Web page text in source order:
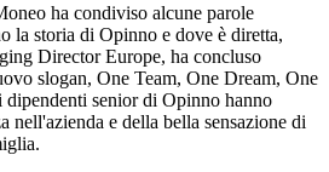
ha condiviso alcune parole
la storia di Opinno e dove è diretta,
Director Europe, ha concluso
slogan, One Team, One Dream, One
senior di Opinno hanno
nell'azienda e della bella sensazione di